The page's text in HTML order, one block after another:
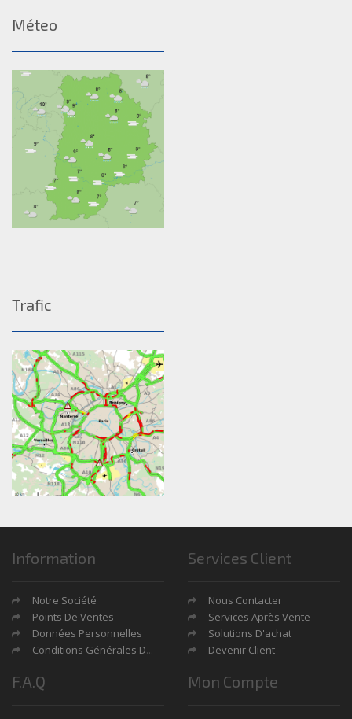
Méteo
Trafic
Information
Notre Société
Points De Ventes
Données Personnelles
Conditions Générales De Ventes
Services Client
Nous Contacter
Services Après Vente
Solutions D'achat
Devenir Client
F.A.Q Mon Compte